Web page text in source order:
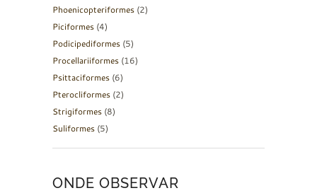
Phoenicopteriformes (2)
Piciformes (4)
Podicipediformes (5)
Procellariiformes (16)
Psittaciformes (6)
Pterocliformes (2)
Strigiformes (8)
Suliformes (5)
ONDE OBSERVAR